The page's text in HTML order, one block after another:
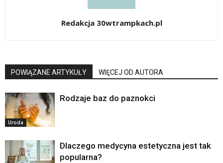
Redakcja 30wtrampkach.pl
POWIĄZANE ARTYKUŁY WIĘCEJ OD AUTORA
Uroda
Rodzaje baz do paznokci
Dlaczego medycyna estetyczna jest tak
popularna?